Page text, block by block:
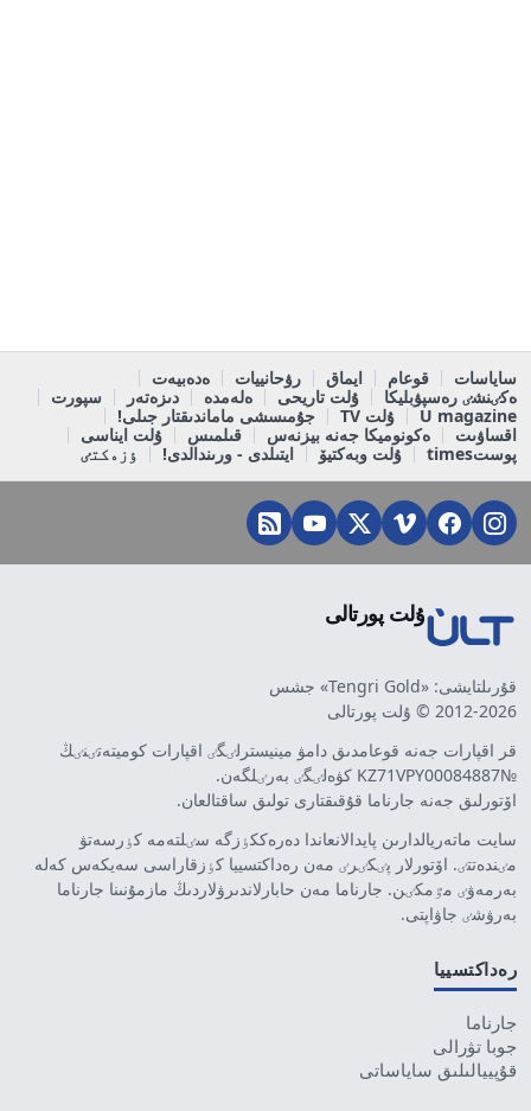
ساياسات قوعام ايماق رۋحانييات
ەدەبيەت
ەكٸنشٸ رەسپۋبليكا
ۇلت تاريحى ەلەمدە دىزەتەر
سپورت
U magazine
ۇلت TV
جۇمىسشى ماماندىقتار جىلى!
اقساۋىت
ەكونوميكا جەنە بيزنەس قىلمىس
ۇلت ايناسى
پوستtimes
ۇلت وبەكتيۆ ايتىلدى - ورىندالدى! ٶزەكتٸ
ۇلت پورتالى
قۇرىلتايشى: «Tengri Gold» جشس
2012-2026 © ۇلت پورتالى
قر اقپارات جەنە قوعامدىق دامۋ مينيسترلٸگٸ اقپارات كوميتەتٸنٸڭ
№KZ71VPY00084887 كۋەلٸگٸ بەرٸلگەن.
اۆتورلىق جەنە جارناما قۇقىقتارى تولىق ساقتالعان.
سايت ماتەريالدارىن پايدالانعاندا دەرەككٶزگە سٸلتەمە كٶرسەتۋ
مٸندەتتٸ. اۆتورلار پٸكٸرٸ مەن رەداكتسييا كٶزقاراسى سەيكەس كەلە
بەرمەۋٸ مٷمكٸن. جارناما مەن حابارلاندىرۋلاردىڭ مازمۇنىنا جارناما
بەرۋشٸ جاۋاپتى.
رەداكتسييا
جارناما
جوبا تۋرالى
قۇپييالىلىق ساياساتى